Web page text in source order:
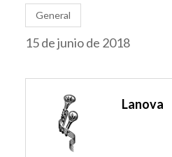
General
15 de junio de 2018
Lanova